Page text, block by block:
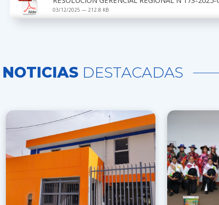
03/12/2025 — 212.8 KB
NOTICIAS DESTACADAS